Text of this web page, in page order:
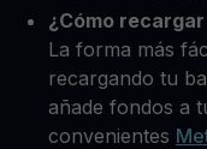
¿Cómo
La forma más
recargando tu
añade fondos a
convenientes